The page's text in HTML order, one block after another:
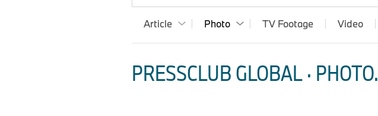
Article Photo TV Footage Video
PRESSCLUB GLOBAL · PHOTO.